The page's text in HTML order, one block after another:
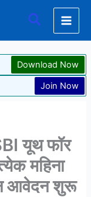
Search
Download Now
Join Now
यूथ फॉर
महिना
आवेदन शुरू